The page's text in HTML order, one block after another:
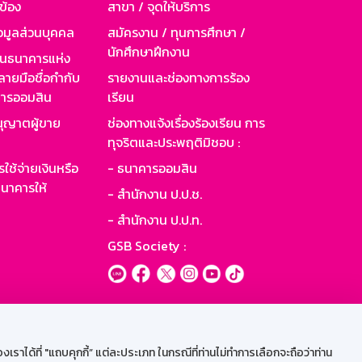
ได้ที่ "แถบคุกกี้” แต่ละประเภท ในกรณีที่ท่านไม่ทำการเลือกจะถือว่าท่าน
อง
มูลส่วนบุคคล
นาคารแห่ง
ายมือชื่อกำกับ
รออมสิน
ญาตผู้ขาย
ช้จ่ายเงินหรือ
คารให้
สาขา / จุดให้บริการ
สมัครงาน / ทุนการศึกษา /
นักศึกษาฝึกงาน
รายงานและช่องทางการร้อง
เรียน
ช่องทางแจ้งเรื่องร้องเรียน การ
ทุจริตและประพฤติมิชอบ :
- ธนาคารออมสิน
- สำนักงาน ป.ป.ช.
- สำนักงาน ป.ป.ท.
GSB Society :